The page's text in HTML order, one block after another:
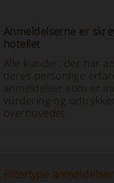
Anmeldelserne er
hotellet
Alle kunder, der har
deres personlige
anmeldelser som er
vurdering og
overhovedet.
Filtertype anmeldelser